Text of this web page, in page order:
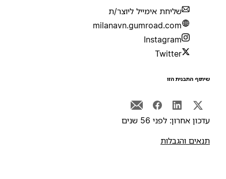
שליחת אימייל ליוצר/ת
milanavn.gumroad.com
Instagram
Twitter
התבנית הזו
אחרון: לפני 56 שנים
והגבלות